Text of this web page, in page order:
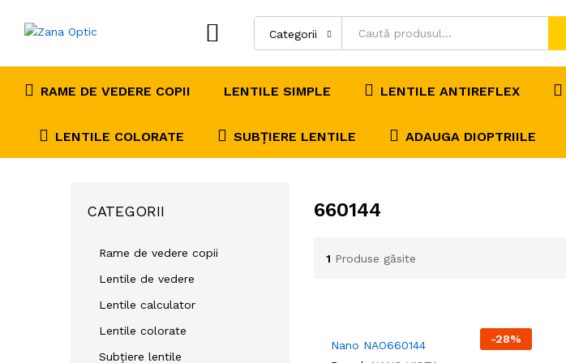
Categorii
RAME DE VEDERE COPII LENTILE SIMPLE LENTILE ANTIREFLEX
LENTILE COLORATE SUBȚIERE LENTILE ADAUGA DIOPTRIILE
660144
1 Produse găsite
-28%
Nano NAO660144
CATEGORII
Rame de vedere copii
Lentile de vedere
Lentile calculator
Lentile colorate
Subțiere lentile